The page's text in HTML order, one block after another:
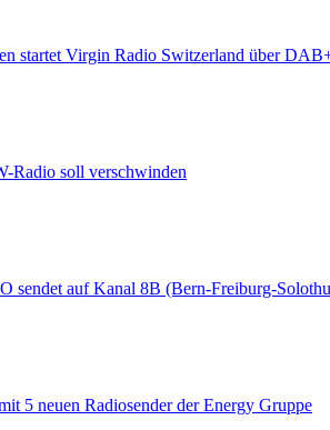
startet Virgin Radio Switzerland über
Radio soll verschwinden
sendet auf Kanal 8B (Bern-Freiburg-
5 neuen Radiosender der Energy Gruppe